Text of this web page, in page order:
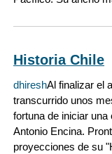
Historia Chile
dhireshAl finalizar el
transcurrido unos
fortuna de iniciar
Antonio Encina.
proyecciones de su